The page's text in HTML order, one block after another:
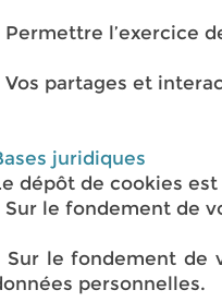
Permettre l’exercice
Vos partages et
juridiques
dépôt de cookies est
Sur le fondement de
Sur le fondement de
personnelles.